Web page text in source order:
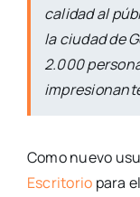
calidad al
la ciudad de
2.000
Como nuevo
Escritorio para